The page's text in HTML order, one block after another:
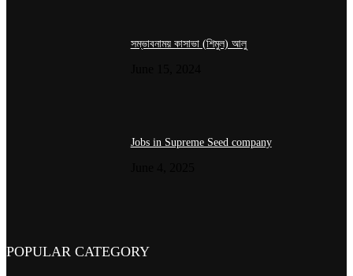
সম্ভাবনাময় কাসাভা (শিমুল) আলু
Jobs in Supreme Seed company
POPULAR CATEGORY